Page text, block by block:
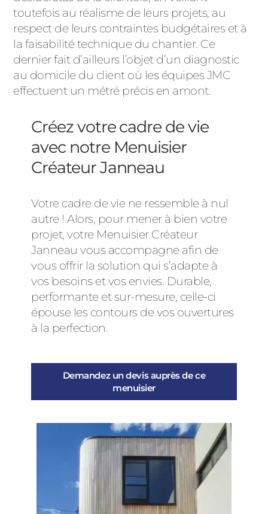
toutefois au réalisme de leurs projets, au
respect de leurs contraintes budgétaires et à
la faisabilité technique du chantier. Ce
dernier fait d’ailleurs l’objet d’un diagnostic
au domicile du client où les équipes JMC
effectuent un métré précis en amont.
Créez votre cadre de vie
avec notre Menuisier
Créateur Janneau
Votre cadre de vie ne ressemble à nul
autre ! Alors, pour mener à bien votre
projet, votre Menuisier Créateur
Janneau vous accompagne afin de
vous offrir la solution qui s’adapte à
vos besoins et vos envies. Durable,
performante et sur-mesure, celle-ci
épouse les contours de vos ouvertures
à la perfection.
Demandez un devis auprès de ce
menuisier